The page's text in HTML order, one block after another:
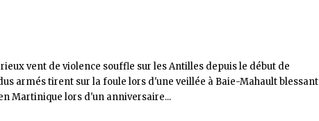
vent de violence souffle sur les Antilles depuis le début de
armés tirent sur la foule lors d'une veillée à Baie-Mahault blessant
Martinique lors d'un anniversaire...